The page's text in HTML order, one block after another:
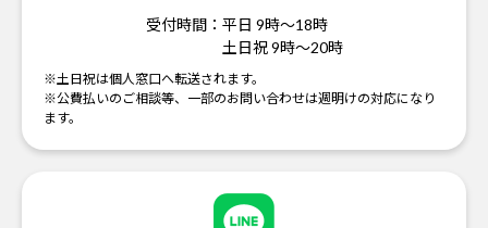
受付時間： 平日 9時～18時
土日祝 9時～20時
※土日祝は個人窓口へ転送されます。
※公費払いのご相談等、一部のお問い合わせは週明けの対応になり
ます。